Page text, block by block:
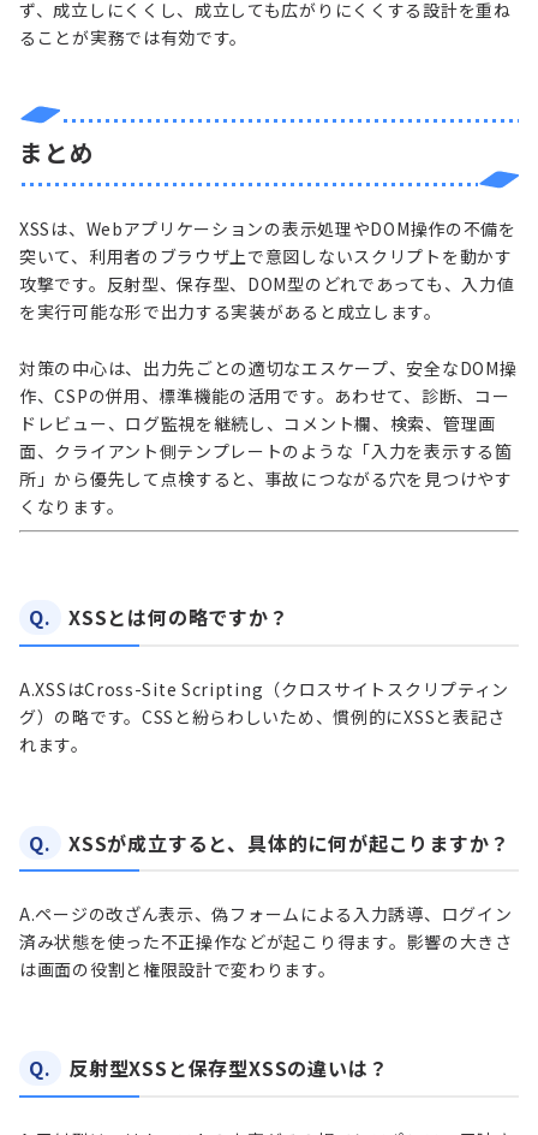
ず、成立しにくくし、成立しても広がりにくくする設計を重ね
ることが実務では有効です。
まとめ
XSSは、Webアプリケーションの表示処理やDOM操作の不備を
突いて、利用者のブラウザ上で意図しないスクリプトを動かす
攻撃です。反射型、保存型、DOM型のどれであっても、入力値
を実行可能な形で出力する実装があると成立します。
対策の中心は、出力先ごとの適切なエスケープ、安全なDOM操
作、CSPの併用、標準機能の活用です。あわせて、診断、コー
ドレビュー、ログ監視を継続し、コメント欄、検索、管理画
面、クライアント側テンプレートのような「入力を表示する箇
所」から優先して点検すると、事故につながる穴を見つけやす
くなります。
Q. XSSとは何の略ですか？
A.XSSはCross-Site Scripting（クロスサイトスクリプティン
グ）の略です。CSSと紛らわしいため、慣例的にXSSと表記さ
れます。
Q. XSSが成立すると、具体的に何が起こりますか？
A.ページの改ざん表示、偽フォームによる入力誘導、ログイン
済み状態を使った不正操作などが起こり得ます。影響の大きさ
は画面の役割と権限設計で変わります。
Q. 反射型XSSと保存型XSSの違いは？